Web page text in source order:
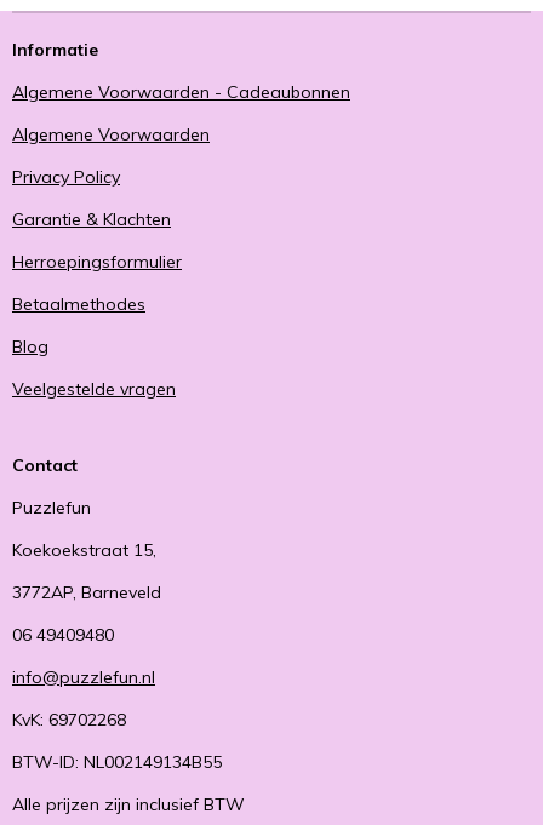
Informatie
Algemene Voorwaarden - Cadeaubonnen
Algemene Voorwaarden
Privacy Policy
Garantie & Klachten
Herroepingsformulier
Betaalmethodes
Blog
Veelgestelde vragen
Contact
Puzzlefun
Koekoekstraat 15,
3772AP, Barneveld
06 49409480
info@puzzlefun.nl
KvK: 69702268
BTW-ID: NL002149134B55
Alle prijzen zijn inclusief BTW